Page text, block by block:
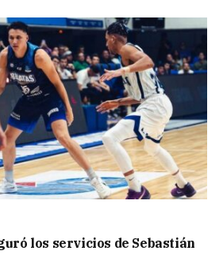
los servicios de Sebastián